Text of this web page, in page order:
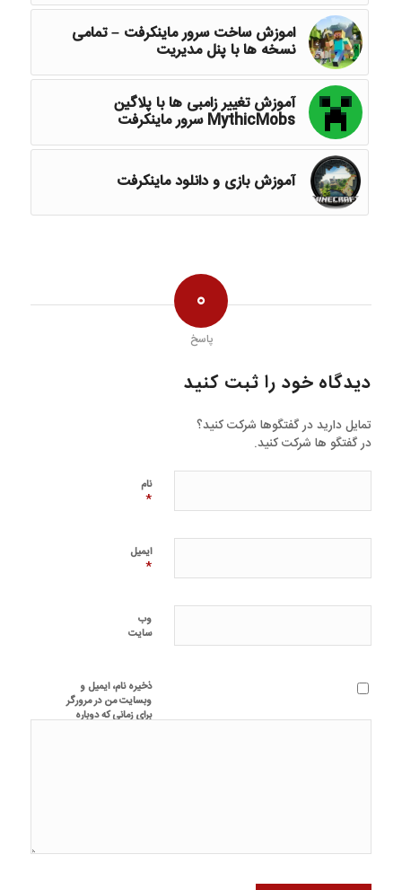
اموزش ساخت سرور ماینکرفت – تمامی
نسخه ها با پنل مدیریت
آموزش تغییر زامبی ها با پلاگین
MythicMobs سرور ماینکرفت
آموزش بازی و دانلود ‎‫ماینکرفت‬‎
0
پاسخ
دیدگاه خود را ثبت کنید
تمایل دارید در گفتگوها شرکت کنید؟
در گفتگو ها شرکت کنید.
نام
*
ایمیل
*
وب‌
سایت
ذخیره نام، ایمیل و
وبسایت من در مرورگر
برای زمانی که دوباره